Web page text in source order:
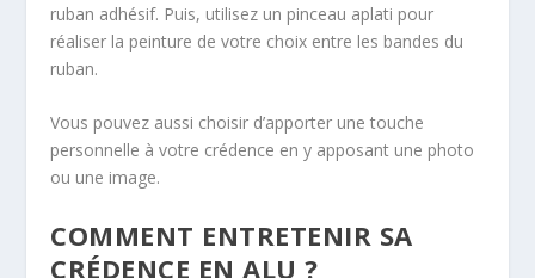
ruban adhésif. Puis, utilisez un pinceau aplati pour
réaliser la peinture de votre choix entre les bandes du
ruban.
Vous pouvez aussi choisir d’apporter une touche
personnelle à votre crédence en y apposant une photo
ou une image.
COMMENT ENTRETENIR SA
CRÉDENCE EN ALU ?